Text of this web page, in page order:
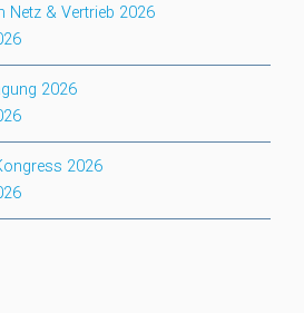
Netz & Vertrieb 2026
2026
2026